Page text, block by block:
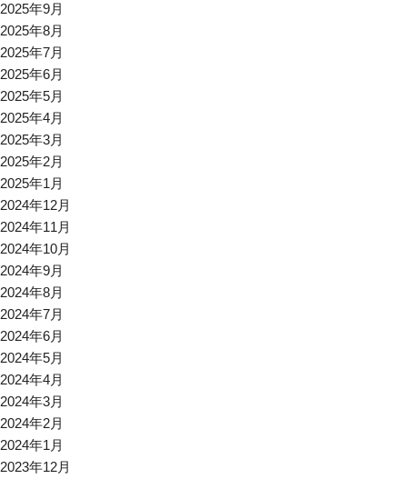
2025年9月
2025年8月
2025年7月
2025年6月
2025年5月
2025年4月
2025年3月
2025年2月
2025年1月
2024年12月
2024年11月
2024年10月
2024年9月
2024年8月
2024年7月
2024年6月
2024年5月
2024年4月
2024年3月
2024年2月
2024年1月
2023年12月